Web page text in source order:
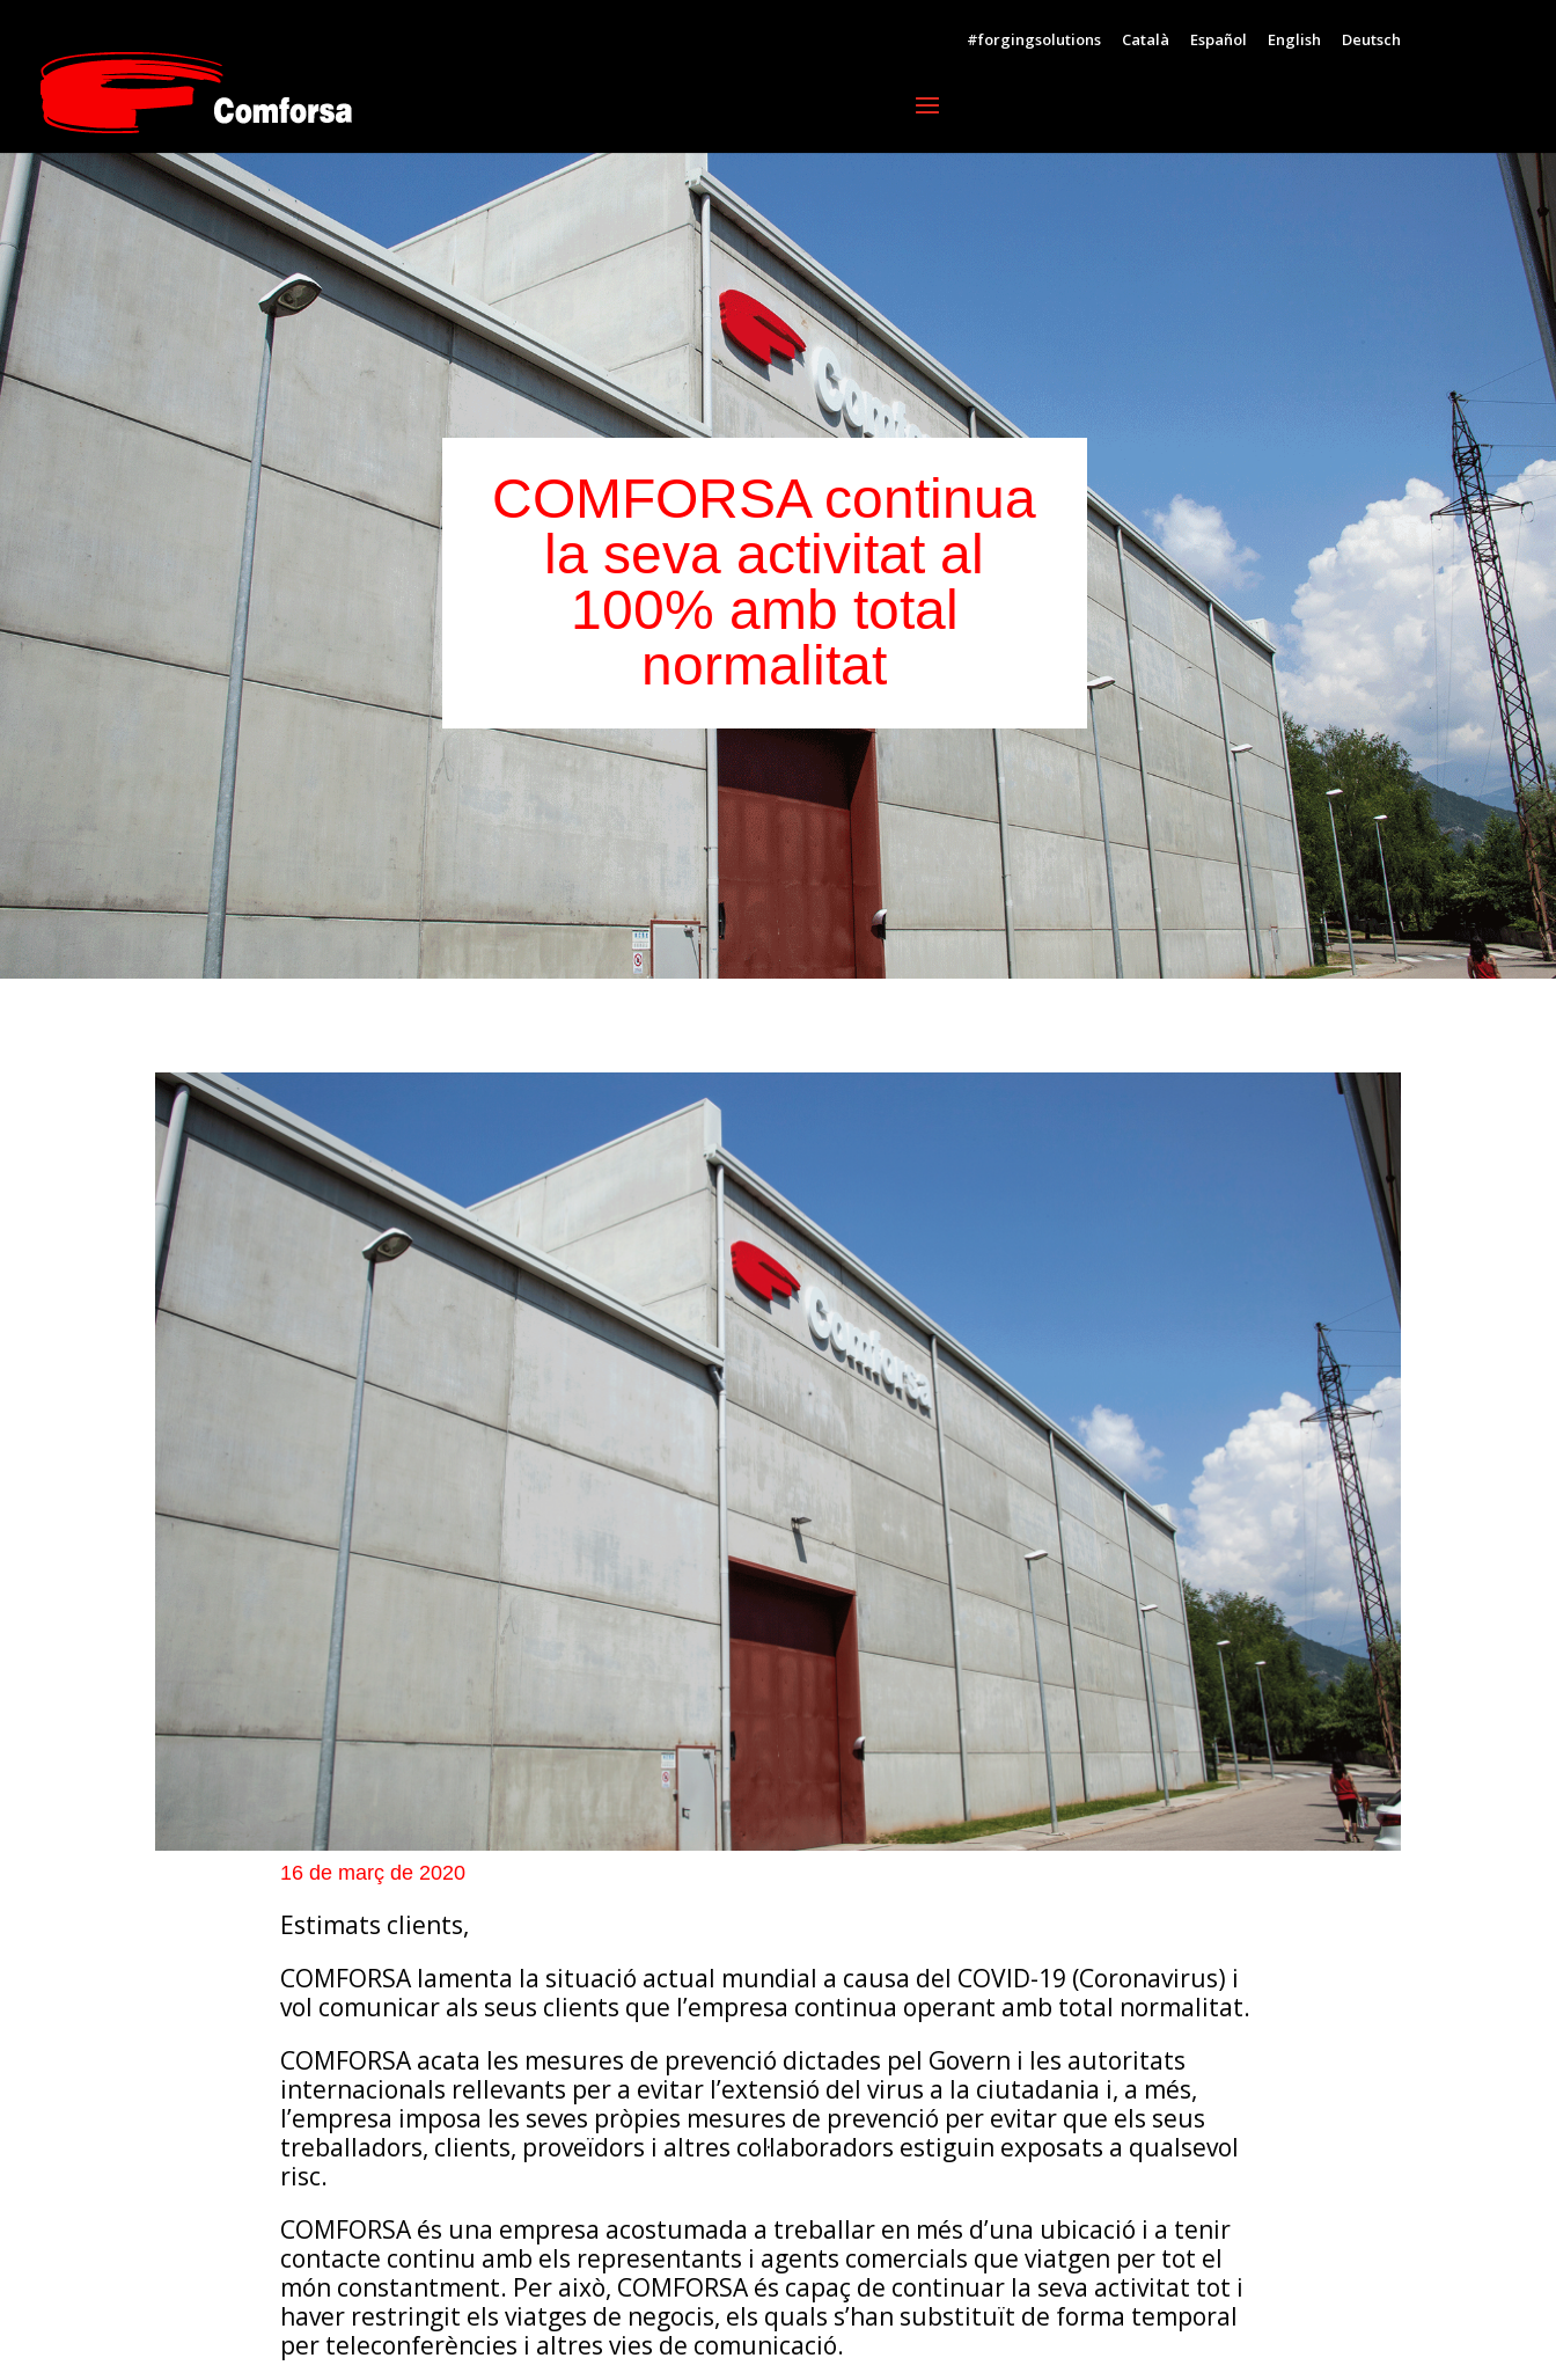
#forgingsolutions Català Español English Deutsch
COMFORSA continua
la seva activitat al
100% amb total
normalitat
16 de març de 2020
Estimats clients,
COMFORSA lamenta la situació actual mundial a causa del COVID-19 (Coronavirus) i
vol comunicar als seus clients que l’empresa continua operant amb total normalitat.
COMFORSA acata les mesures de prevenció dictades pel Govern i les autoritats
internacionals rellevants per a evitar l’extensió del virus a la ciutadania i, a més,
l’empresa imposa les seves pròpies mesures de prevenció per evitar que els seus
treballadors, clients, proveïdors i altres col·laboradors estiguin exposats a qualsevol
risc.
COMFORSA és una empresa acostumada a treballar en més d’una ubicació i a tenir
contacte continu amb els representants i agents comercials que viatgen per tot el
món constantment. Per això, COMFORSA és capaç de continuar la seva activitat tot i
haver restringit els viatges de negocis, els quals s’han substituït de forma temporal
per teleconferències i altres vies de comunicació.